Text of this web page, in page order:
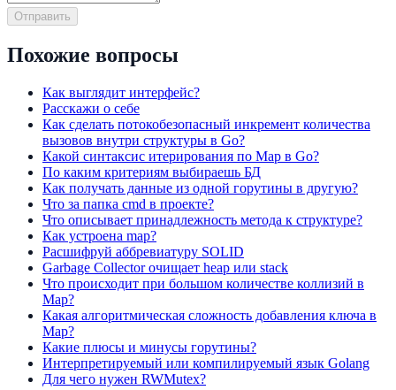
Отправить
Похожие вопросы
Как выглядит интерфейс?
Расскажи о себе
Как сделать потокобезопасный инкремент количества
вызовов внутри структуры в Go?
Какой синтаксис итерирования по Map в Go?
По каким критериям выбираешь БД
Как получать данные из одной горутины в другую?
Что за папка cmd в проекте?
Что описывает принадлежность метода к структуре?
Как устроена map?
Расшифруй аббревиатуру SOLID
Garbage Collector очищает heap или stack
Что происходит при большом количестве коллизий в
Map?
Какая алгоритмическая сложность добавления ключа в
Map?
Какие плюсы и минусы горутины?
Интерпретируемый или компилируемый язык Golang
Для чего нужен RWMutex?